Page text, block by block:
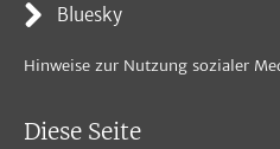
Bluesky
Hinweise zur Nutzung sozialer
Diese Seite